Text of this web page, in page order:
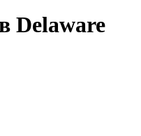
Delaware